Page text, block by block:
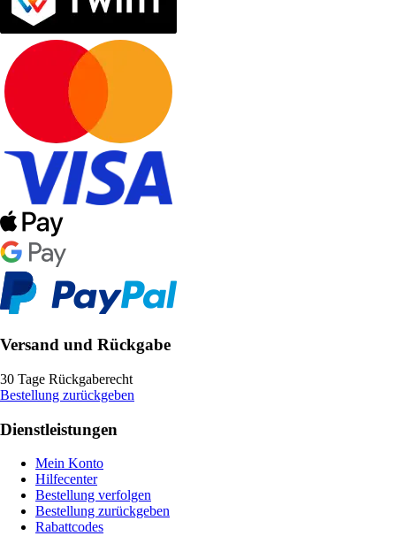
Versand und Rückgabe
30 Tage Rückgaberecht
Bestellung zurückgeben
Dienstleistungen
Mein Konto
Hilfecenter
Bestellung verfolgen
Bestellung zurückgeben
Rabattcodes